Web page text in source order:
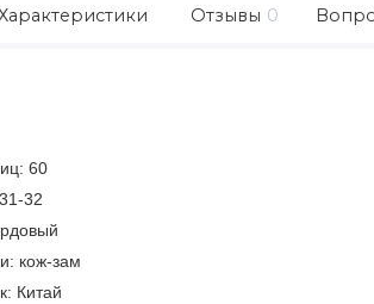
Отзывы 0
60
32
кож-зам
Китай